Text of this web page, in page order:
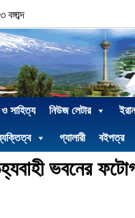
ও সাহিত্য নিউজ লেটার
গ্যালারী বইপত্র
ভবনের